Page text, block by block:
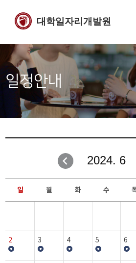
대학일자리개발원
일정안내
2024. 6
일 월 화 수
2 3 4 5 6